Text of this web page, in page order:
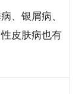
、银屑病、
皮肤病也有